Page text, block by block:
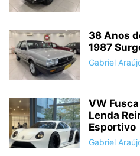
38 Anos
1987
Gabriel
VW
Lenda
Esportivo
Gabriel